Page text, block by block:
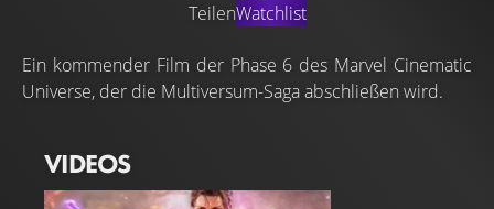
TeilenWatchlist
Ein kommender Film der Phase 6 des Marvel Cinematic
Universe, der die Multiversum-Saga abschließen wird.
VIDEOS